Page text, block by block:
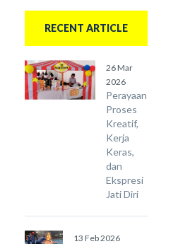
RECENT ARTICLE
26 Mar
2026
Perayaan
Proses
Kreatif,
Kerja
Keras,
dan
Ekspresi
Jati Diri
13 Feb 2026